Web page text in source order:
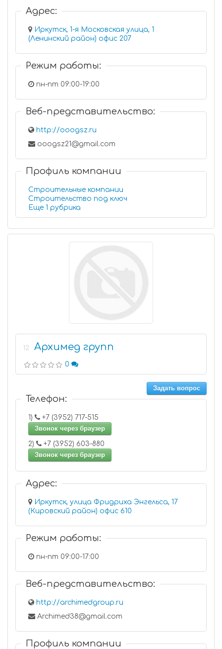
Адрес:
Иркутск, 1-я Московская улица, 1
(Ленинский район) офис 207
Режим работы:
пн-пт 09:00-19:00
Веб-представительство:
http://ooogsz.ru
ooogsz21@gmail.com
Профиль компании
Строительные компании
Строительство под ключ
Еще 1 рубрика
12 Архимед групп
0
Задать вопрос
Телефон:
1)
+7 (3952) 717-515
Звонок через браузер
2)
+7 (3952) 603-880
Звонок через браузер
Адрес:
Иркутск, улица Фридриха Энгельса, 17
(Кировский район) офис 610
Режим работы:
пн-пт 09:00-17:00
Веб-представительство:
http://archimedgroup.ru
Archimed38@gmail.com
Профиль компании